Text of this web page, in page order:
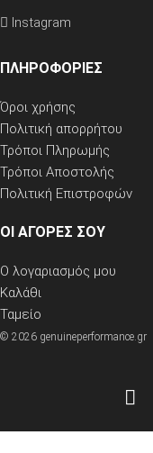
Instagram
ΠΛΗΡΟΦΟΡΙΕΣ
Όροι χρήσης
Πολιτική απορρήτου
Τρόποι Πληρωμής
Τρόποι Αποστολής
Πολιτική Επιστροφών
ΟΙ ΑΓΟΡΕΣ ΣΟΥ
Ο λογαριασμός μου
Καλάθι
Ταμείο
© 2026 genuineperformance.gr